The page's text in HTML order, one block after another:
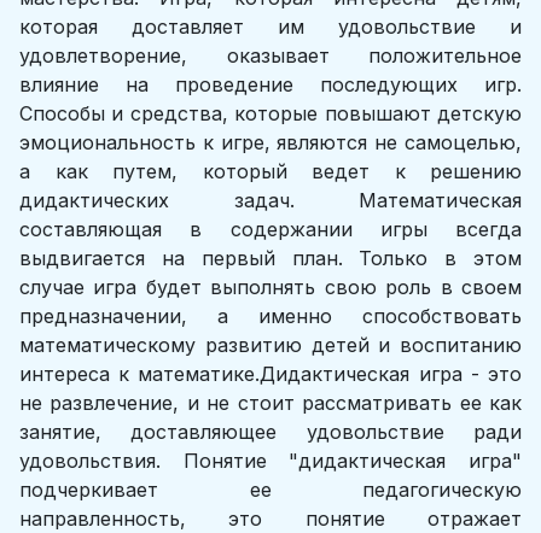
которая доставляет им удовольствие и
удовлетворение, оказывает положительное
влияние на проведение последующих игр.
Способы и средства, которые повышают детскую
эмоциональность к игре, являются не самоцелью,
а как путем, который ведет к решению
дидактических задач. Математическая
составляющая в содержании игры всегда
выдвигается на первый план. Только в этом
случае игра будет выполнять свою роль в своем
предназначении, а именно способствовать
математическому развитию детей и воспитанию
интереса к математике.Дидактическая игра - это
не развлечение, и не стоит рассматривать ее как
занятие, доставляющее удовольствие ради
удовольствия. Понятие "дидактическая игра"
подчеркивает ее педагогическую
направленность, это понятие отражает